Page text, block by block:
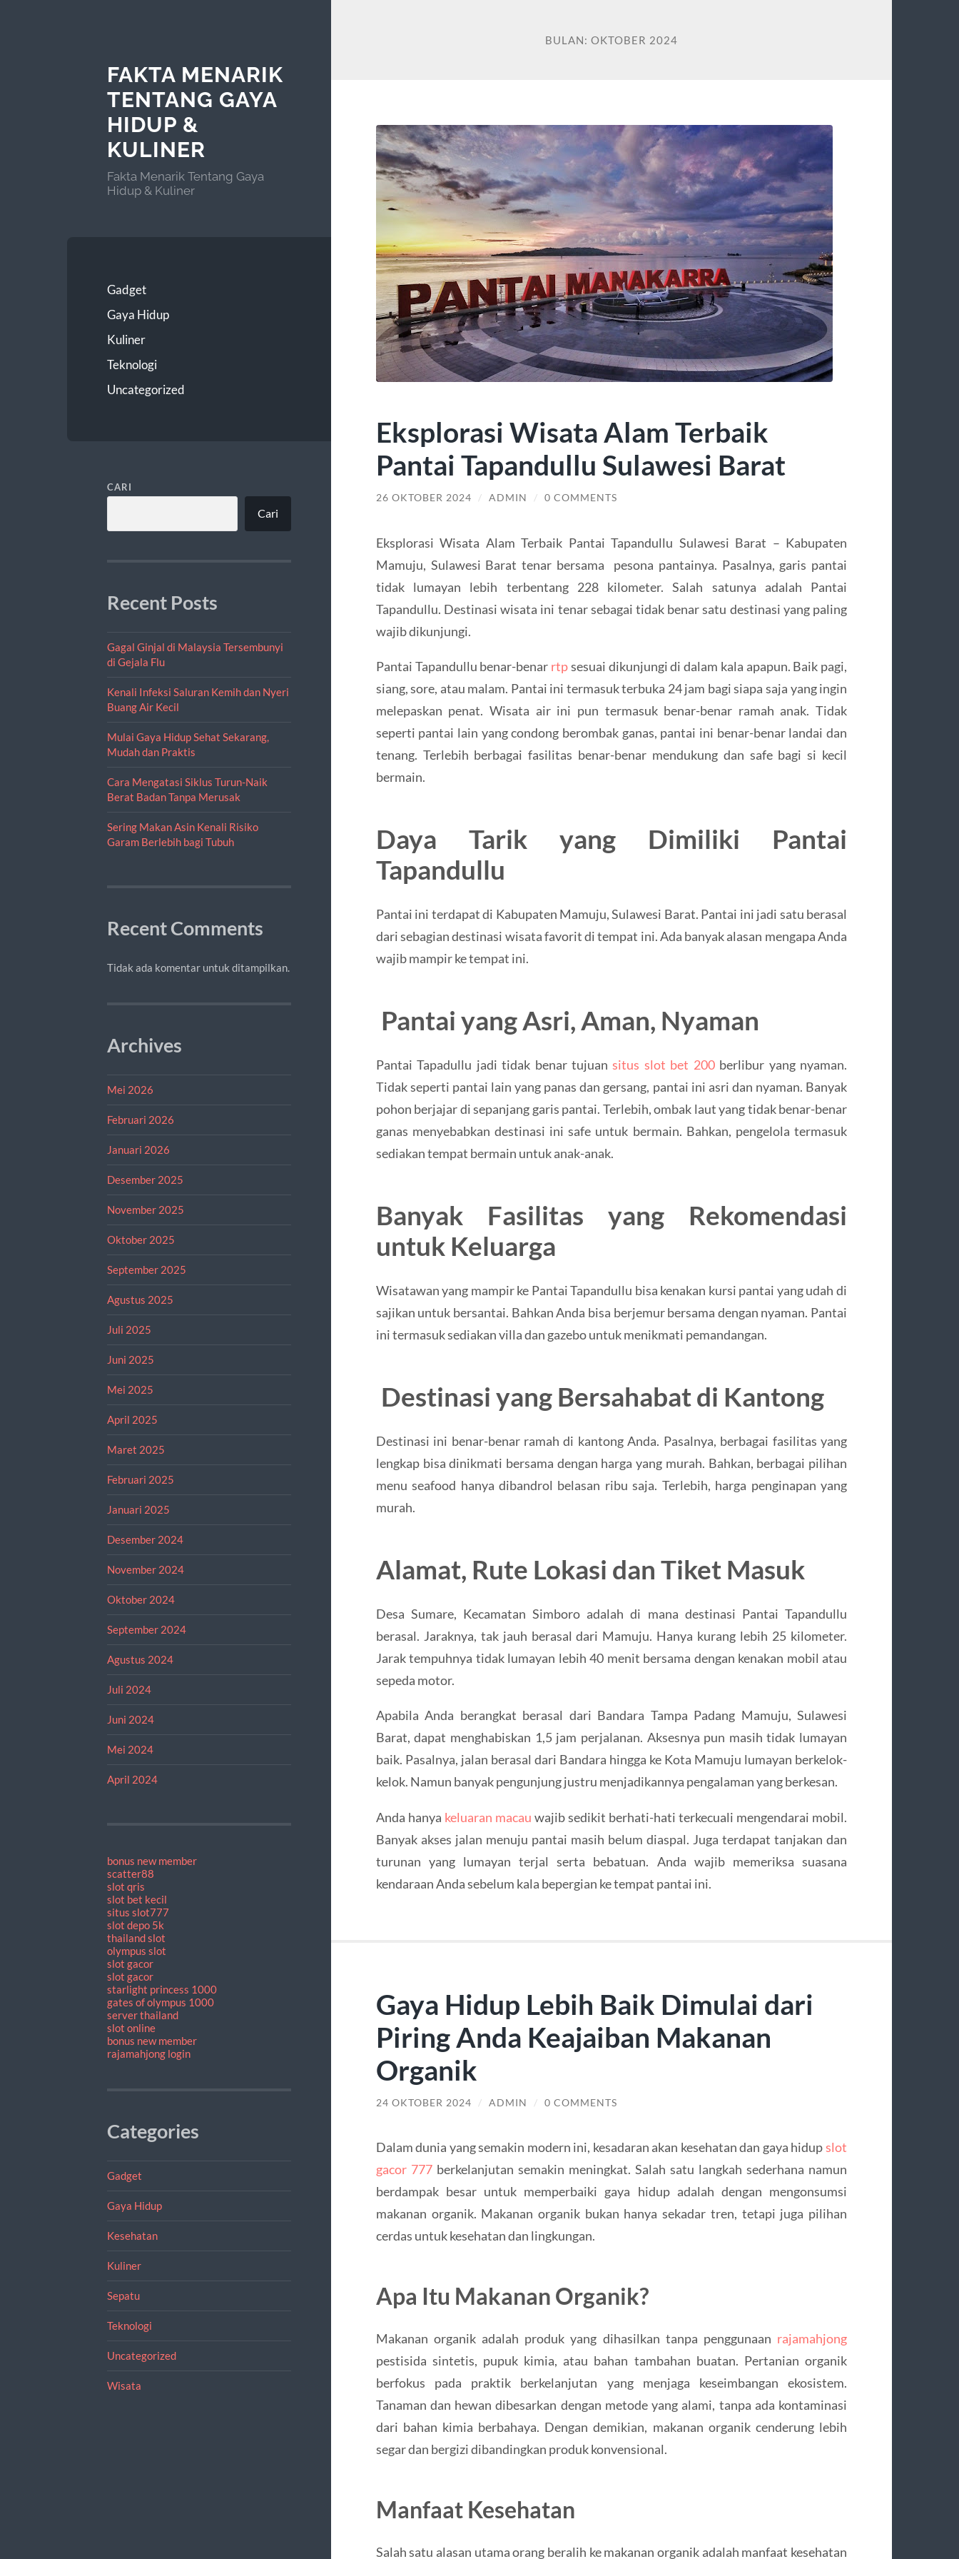
FAKTA MENARIK
TENTANG GAYA
HIDUP &
KULINER
Fakta Menarik Tentang Gaya
Hidup & Kuliner
Gadget
Gaya Hidup
Kuliner
Teknologi
Uncategorized
CARI
Cari
Recent Posts
Gagal Ginjal di Malaysia Tersembunyi
di Gejala Flu
Kenali Infeksi Saluran Kemih dan Nyeri
Buang Air Kecil
Mulai Gaya Hidup Sehat Sekarang,
Mudah dan Praktis
Cara Mengatasi Siklus Turun-Naik
Berat Badan Tanpa Merusak
Sering Makan Asin Kenali Risiko
Garam Berlebih bagi Tubuh
Recent Comments
Tidak ada komentar untuk ditampilkan.
Archives
Mei 2026
Februari 2026
Januari 2026
Desember 2025
November 2025
Oktober 2025
September 2025
Agustus 2025
Juli 2025
Juni 2025
Mei 2025
April 2025
Maret 2025
Februari 2025
Januari 2025
Desember 2024
November 2024
Oktober 2024
September 2024
Agustus 2024
Juli 2024
Juni 2024
Mei 2024
April 2024
bonus new member
scatter88
slot qris
slot bet kecil
situs slot777
slot depo 5k
thailand slot
olympus slot
slot gacor
slot gacor
starlight princess 1000
gates of olympus 1000
server thailand
slot online
bonus new member
rajamahjong login
Categories
Gadget
Gaya Hidup
Kesehatan
Kuliner
Sepatu
Teknologi
Uncategorized
Wisata
BULAN: OKTOBER 2024
Eksplorasi Wisata Alam Terbaik
Pantai Tapandullu Sulawesi Barat
26 OKTOBER 2024 / ADMIN / 0 COMMENTS
Eksplorasi Wisata Alam Terbaik Pantai Tapandullu Sulawesi Barat – Kabupaten
Mamuju, Sulawesi Barat tenar bersama pesona pantainya. Pasalnya, garis pantai
tidak lumayan lebih terbentang 228 kilometer. Salah satunya adalah Pantai
Tapandullu. Destinasi wisata ini tenar sebagai tidak benar satu destinasi yang paling
wajib dikunjungi.
Pantai Tapandullu benar-benar rtpsesuai dikunjungi di dalam kala apapun. Baik pagi,
siang, sore, atau malam. Pantai ini termasuk terbuka 24 jam bagi siapa saja yang ingin
melepaskan penat. Wisata air ini pun termasuk benar-benar ramah anak. Tidak
seperti pantai lain yang condong berombak ganas, pantai ini benar-benar landai dan
tenang. Terlebih berbagai fasilitas benar-benar mendukung dan safe bagi si kecil
bermain.
Daya Tarik yang Dimiliki Pantai
Tapandullu
Pantai ini terdapat di Kabupaten Mamuju, Sulawesi Barat. Pantai ini jadi satu berasal
dari sebagian destinasi wisata favorit di tempat ini. Ada banyak alasan mengapa Anda
wajib mampir ke tempat ini.
Pantai yang Asri, Aman, Nyaman
Pantai Tapadullu jadi tidak benar tujuansitus slot bet 200berlibur yang nyaman.
Tidak seperti pantai lain yang panas dan gersang, pantai ini asri dan nyaman. Banyak
pohon berjajar di sepanjang garis pantai. Terlebih, ombak laut yang tidak benar-benar
ganas menyebabkan destinasi ini safe untuk bermain. Bahkan, pengelola termasuk
sediakan tempat bermain untuk anak-anak.
Banyak Fasilitas yang Rekomendasi
untuk Keluarga
Wisatawan yang mampir ke Pantai Tapandullu bisa kenakan kursi pantai yang udah di
sajikan untuk bersantai. Bahkan Anda bisa berjemur bersama dengan nyaman. Pantai
ini termasuk sediakan villa dan gazebo untuk menikmati pemandangan.
Destinasi yang Bersahabat di Kantong
Destinasi ini benar-benar ramah di kantong Anda. Pasalnya, berbagai fasilitas yang
lengkap bisa dinikmati bersama dengan harga yang murah. Bahkan, berbagai pilihan
menu seafood hanya dibandrol belasan ribu saja. Terlebih, harga penginapan yang
murah.
Alamat, Rute Lokasi dan Tiket Masuk
Desa Sumare, Kecamatan Simboro adalah di mana destinasi Pantai Tapandullu
berasal. Jaraknya, tak jauh berasal dari Mamuju. Hanya kurang lebih 25 kilometer.
Jarak tempuhnya tidak lumayan lebih 40 menit bersama dengan kenakan mobil atau
sepeda motor.
Apabila Anda berangkat berasal dari Bandara Tampa Padang Mamuju, Sulawesi
Barat, dapat menghabiskan 1,5 jam perjalanan. Aksesnya pun masih tidak lumayan
baik. Pasalnya, jalan berasal dari Bandara hingga ke Kota Mamuju lumayan berkelok-
kelok. Namun banyak pengunjung justru menjadikannya pengalaman yang berkesan.
Anda hanya keluaran macau wajib sedikit berhati-hati terkecuali mengendarai mobil.
Banyak akses jalan menuju pantai masih belum diaspal. Juga terdapat tanjakan dan
turunan yang lumayan terjal serta bebatuan. Anda wajib memeriksa suasana
kendaraan Anda sebelum kala bepergian ke tempat pantai ini.
Gaya Hidup Lebih Baik Dimulai dari
Piring Anda Keajaiban Makanan
Organik
24 OKTOBER 2024 / ADMIN / 0 COMMENTS
Dalam dunia yang semakin modern ini, kesadaran akan kesehatan dan gaya hidupslot
gacor 777berkelanjutan semakin meningkat. Salah satu langkah sederhana namun
berdampak besar untuk memperbaiki gaya hidup adalah dengan mengonsumsi
makanan organik. Makanan organik bukan hanya sekadar tren, tetapi juga pilihan
cerdas untuk kesehatan dan lingkungan.
Apa Itu Makanan Organik?
Makanan organik adalah produk yang dihasilkan tanpa penggunaan rajamahjong
pestisida sintetis, pupuk kimia, atau bahan tambahan buatan. Pertanian organik
berfokus pada praktik berkelanjutan yang menjaga keseimbangan ekosistem.
Tanaman dan hewan dibesarkan dengan metode yang alami, tanpa ada kontaminasi
dari bahan kimia berbahaya. Dengan demikian, makanan organik cenderung lebih
segar dan bergizi dibandingkan produk konvensional.
Manfaat Kesehatan
Salah satu alasan utama orang beralih ke makanan organik adalah manfaat kesehatan